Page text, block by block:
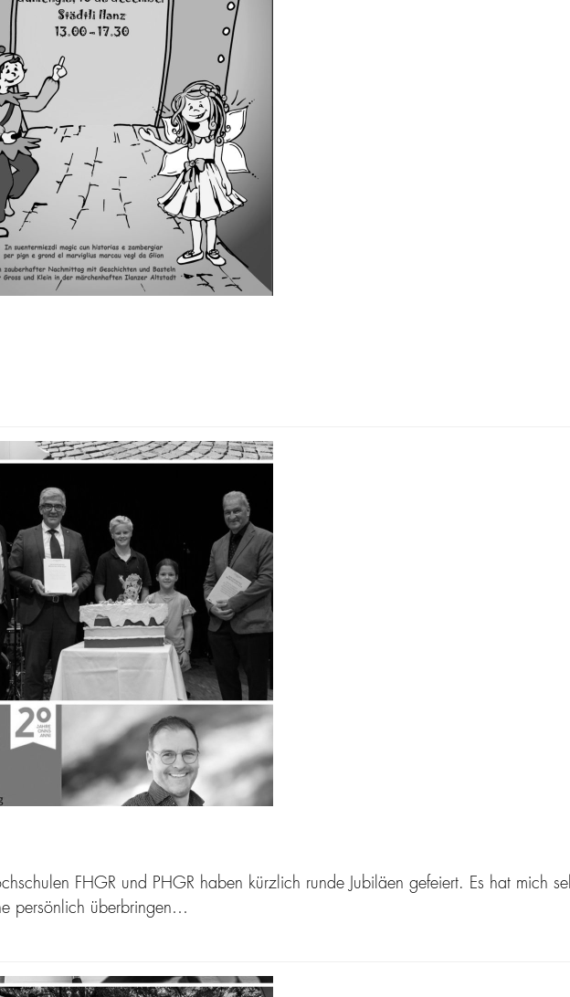
FHGR und PHGR haben kürzlich runde Jubiläen gefeiert. Es hat mich
persönlich überbringen…